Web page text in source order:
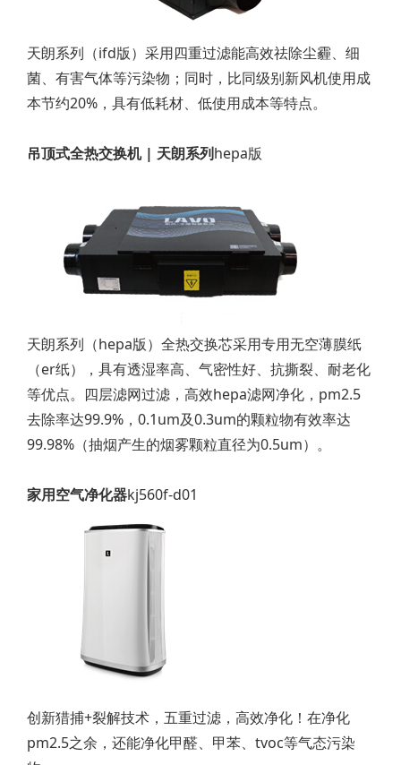
天朗系列（ifd版）采用四重过滤能高效祛除尘霾、细
菌、有害气体等污染物；同时，比同级别新风机使用成
本节约20%，具有低耗材、低使用成本等特点。
吊顶式全热交换机 | 天朗系列hepa版
天朗系列（hepa版）全热交换芯采用专用无空薄膜纸
（er纸），具有透湿率高、气密性好、抗撕裂、耐老化
等优点。四层滤网过滤，高效hepa滤网净化，pm2.5
去除率达99.9%，0.1um及0.3um的颗粒物有效率达
99.98%（抽烟产生的烟雾颗粒直径为0.5um）。
家用空气净化器kj560f-d01
创新猎捕+裂解技术，五重过滤，高效净化！在净化
pm2.5之余，还能净化甲醛、甲苯、tvoc等气态污染